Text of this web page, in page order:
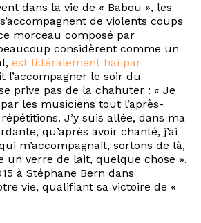
dans la vie de « Babou », les
de violents coups
morceau composé par
considèrent comme un
est littéralement haï par
l’accompagner le soir du
prive pas de la chahuter : « Je
les musiciens tout l’après-
J’y suis allée, dans ma
qu’après avoir chanté, j’ai
m’accompagnait, sortons de là,
un verre de lait, quelque chose »,
à Stéphane Bern dans
vie, qualifiant sa victoire de «